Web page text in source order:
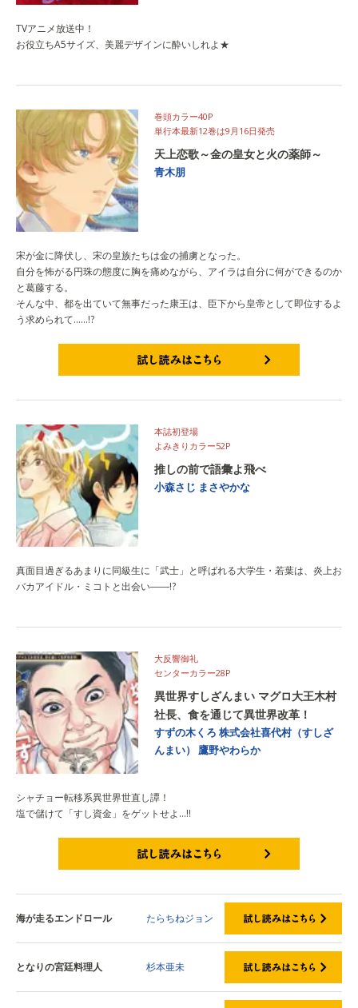
TVアニメ放送中！
お役立ちA5サイズ、美麗デザインに酔いしれよ★
巻頭カラー40P
単行本最新12巻は9月16日発売
天上恋歌～金の皇女と火の薬師～
青木朋
宋が金に降伏し、宋の皇族たちは金の捕虜となった。
自分を怖がる円珠の態度に胸を痛めながら、アイラは自分に何ができるのか
と葛藤する。
そんな中、都を出ていて無事だった康王は、臣下から皇帝として即位するよ
う求められて……!?
本誌初登場
よみきりカラー52P
推しの前で語彙よ飛べ
小森さじ まさやかな
真面目過ぎるあまりに同級生に「武士」と呼ばれる大学生・若葉は、炎上お
バカアイドル・ミコトと出会い――!?
大反響御礼
センターカラー28P
異世界すしざんまい マグロ大王木村
社長、食を通じて異世界改革！
すずの木くろ 株式会社喜代村（すしざ
んまい）
鷹野やわらか
シャチョー転移系異世界世直し譚！
塩で儲けて「すし資金」をゲットせよ…!!
海が走るエンドロール たらちねジョン
となりの宮廷料理人 杉本亜未